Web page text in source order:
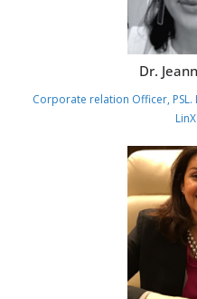
Dr.
Corporate relation Officer, PSL.